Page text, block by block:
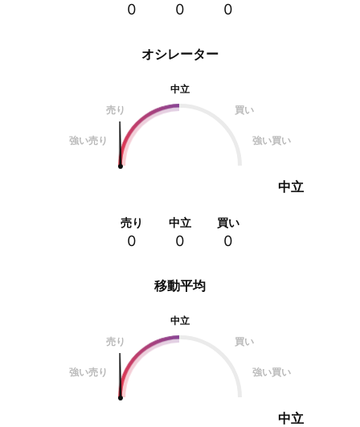
オシレーター
中立
売り
買い
強い売り 強い買い
中立
売り
0
中立
0
買い
0
0 0 0
移動平均
中立
売り
買い
強い売り 強い買い
中立